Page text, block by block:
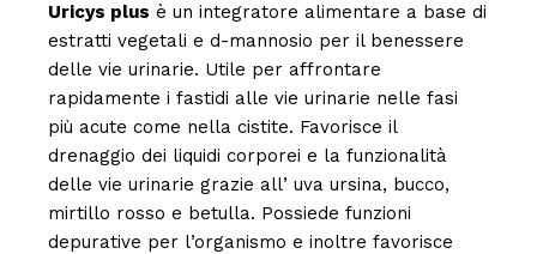
Uricys plus è un integratore alimentare a base di
estratti vegetali e d-mannosio per il benessere
delle vie urinarie. Utile per affrontare
rapidamente i fastidi alle vie urinarie nelle fasi
più acute come nella cistite. Favorisce il
drenaggio dei liquidi corporei e la funzionalità
delle vie urinarie grazie all’ uva ursina, bucco,
mirtillo rosso e betulla. Possiede funzioni
depurative per l’organismo e inoltre favorisce